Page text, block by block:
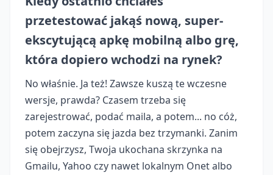
przetestować jakąś nową, super-
ekscytującą apkę mobilną albo grę,
która dopiero wchodzi na rynek?
No właśnie. Ja też! Zawsze kuszą te wczesne
wersje, prawda? Czasem trzeba się
zarejestrować, podać maila, a potem... no cóż,
potem zaczyna się jazda bez trzymanki. Zanim
się obejrzysz, Twoja ukochana skrzynka na
Gmailu, Yahoo czy nawet lokalnym Onet albo